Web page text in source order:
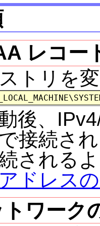
レコー
トリを
後、
接続さ
される
ドレス
ワーク